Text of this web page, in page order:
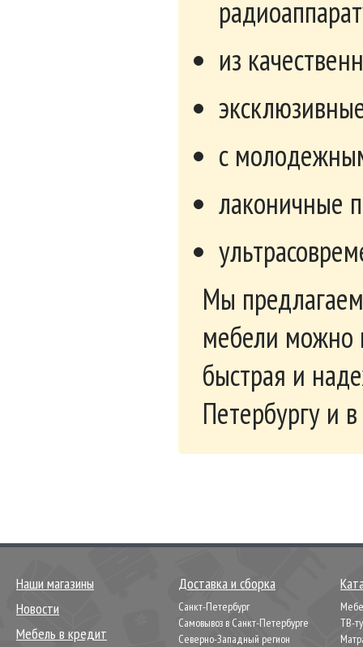
из
с
лаконичные
Мы
мебели можно
быстрая и
Петербургу и
Наши магазины
Новости
Мебель в кредит
Доставка и сборка
Санкт-Петербург
Самовывоз в Санкт-Петербурге
Северно-Западный регион
ТВ-